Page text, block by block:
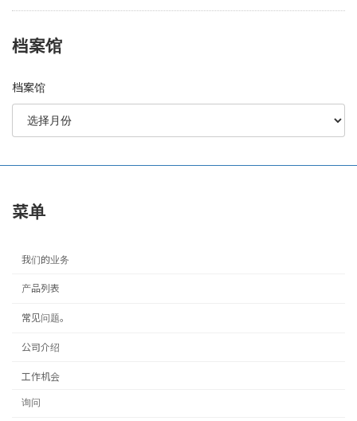
档案馆
档案馆
菜单
我们的业务
产品列表
常见问题。
公司介绍
工作机会
询问